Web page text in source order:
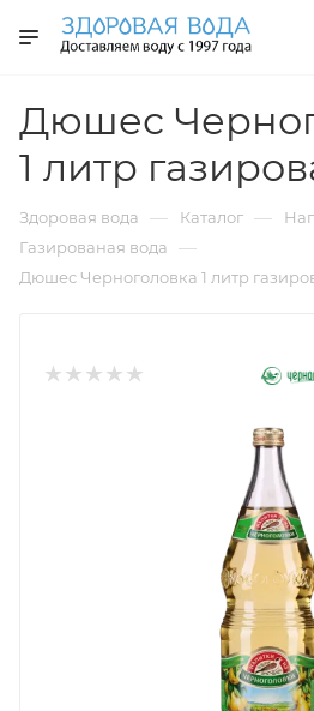
Дюшес
1 литр
Здоровая вода — Каталог —
Газированая вода —
Дюшес Черноголовка 1 литр